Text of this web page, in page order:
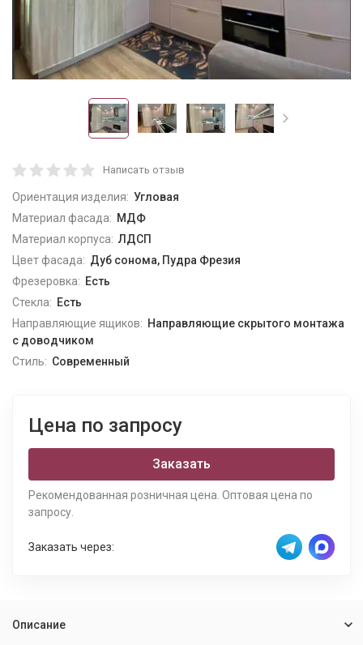
Написать отзыв
Ориентация изделия: Угловая
Материал фасада: МДФ
Материал корпуса: ЛДСП
Цвет фасада: Дуб сонома, Пудра Фрезия
Фрезеровка: Есть
Стекла: Есть
Направляющие ящиков: Направляющие скрытого монтажа
с доводчиком
Стиль: Современный
Цена по запросу
Заказать
Рекомендованная розничная цена. Оптовая цена по
запросу.
Заказать через:
Описание